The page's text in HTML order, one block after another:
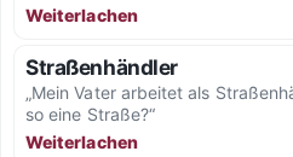
Weiterlachen
Straßenhändler
„Mein Vater arbeitet als
so eine Straße?“
Weiterlachen